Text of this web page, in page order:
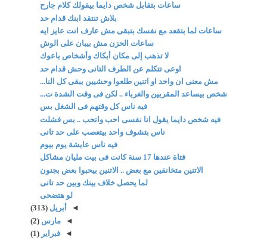
ساعات بتقابل شخص دايما بيقولك كلام جارح
بلاش تنتقد ابنك قدام حد
ساعات لما بتقعد مع نفسك بتبقى مش عارف انت عايز ايه
ساعات الحزن مش بيبان على الوش
لا تذهب إلى مكان أبكاك وأشخاص باعوك
اوعى تتكلم عن الطرف التانى وحش قدام حد
مش معنى ان واحد او اتنين طلعوا وحشيين يبقى كل النا...
شخص بيساعد المقربين والغرباء .. لكن فى وقت الشدة ت...
فيه ناس كل وقتهم فى الشغل بس
فيه شخص دايما يقول انا نفسى احب واتحب .. بس فشلت
ناس بتشوف واحد بيتعصب على حد تانى
فيه ناس عايشة يوم بيوم
فتاة عندها 17 سنة كانت فى بيت مليان مشاكل
الاتنين متخانقين مع بعض .. الاتنين بيحبوا بعض بجنون
لما يحصل خلاف بينك وبين حد تانى
لو هتضحى
◄
أبريل(313)
◄مارس(2)
◄فبراير(1)